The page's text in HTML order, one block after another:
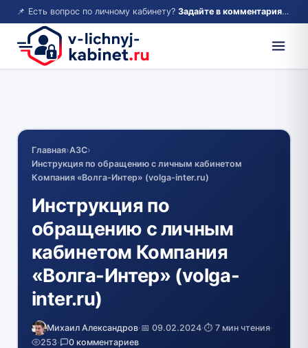
📌 Есть вопрос по личному кабинету? Задайте в комментариях — ответим!
Главная›АЗС›
Инструкция по обращению с личным кабинетом
Компания «Волга-Интер» (volga-inter.ru)
Инструкция по
обращению с личным
кабинетом Компания
«Волга-Интер» (volga-
inter.ru)
Михаил Александров·📅 09.02.2024·⏱️ 7 мин чтения·
253· 0 комментариев